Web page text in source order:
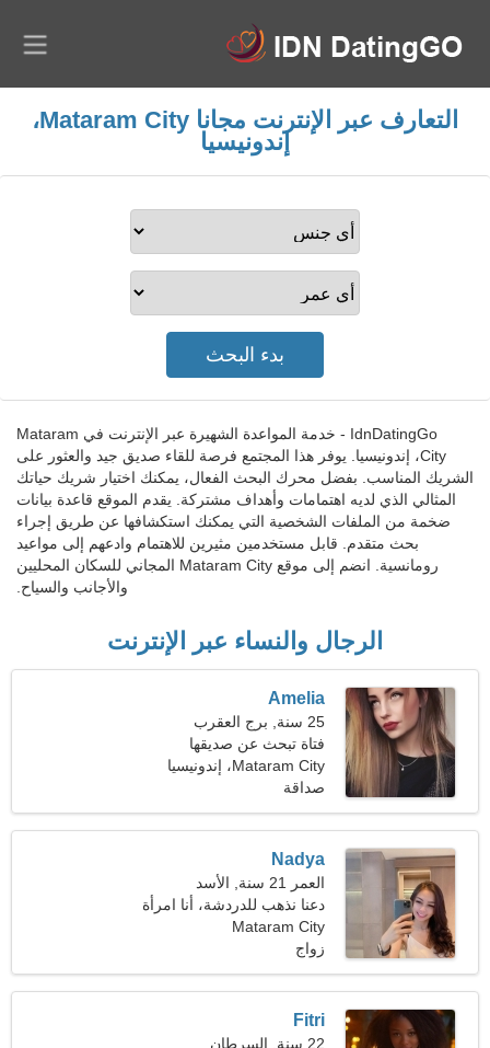
التعارف عبر الإنترنت مجانا Mataram City،
إندونيسيا
IdnDatingGo - خدمة المواعدة الشهيرة عبر الإنترنت في Mataram
City، إندونيسيا. يوفر هذا المجتمع فرصة للقاء صديق جيد والعثور على
الشريك المناسب. بفضل محرك البحث الفعال، يمكنك اختيار شريك حياتك
المثالي الذي لديه اهتمامات وأهداف مشتركة. يقدم الموقع قاعدة بيانات
ضخمة من الملفات الشخصية التي يمكنك استكشافها عن طريق إجراء
بحث متقدم. قابل مستخدمين مثيرين للاهتمام وادعهم إلى مواعيد
رومانسية. انضم إلى موقع Mataram City المجاني للسكان المحليين
والأجانب والسياح.
الرجال والنساء عبر الإنترنت
Amelia
25 سنة, برج العقرب
فتاة تبحث عن صديقها
Mataram City، إندونيسيا
صداقة
Nadya
العمر 21 سنة, الأسد
دعنا نذهب للدردشة، أنا امرأة
جميلة
Mataram City
زواج
Fitri
22 سنة, السرطان